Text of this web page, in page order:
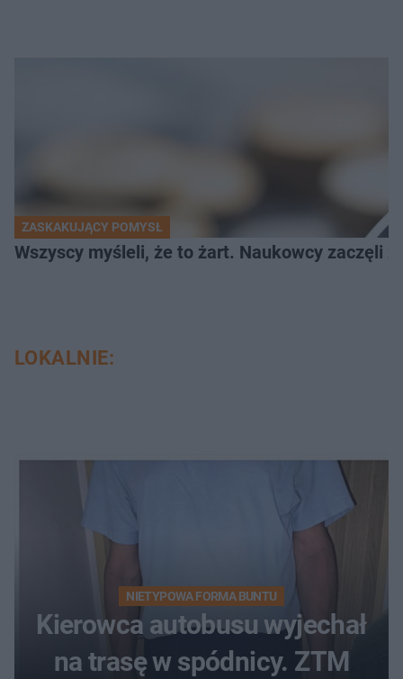
ZASKAKUJĄCY POMYSŁ
Wszyscy myśleli, że to żart. Naukowcy zaczęli
LOKALNIE:
NIETYPOWA FORMA BUNTU
Kierowca autobusu wyjechał
na trasę w spódnicy. ZTM